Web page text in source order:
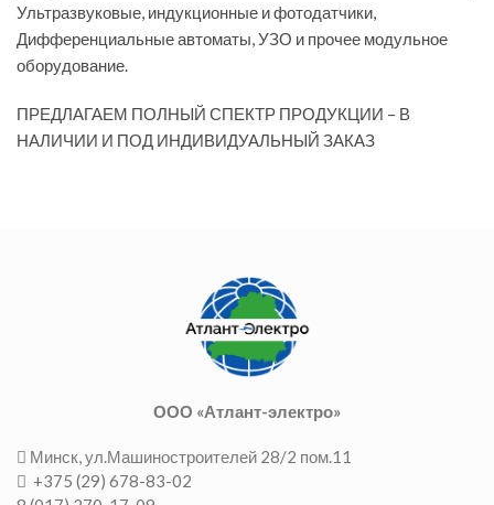
Ультразвуковые, индукционные и фотодатчики,
Дифференциальные автоматы, УЗО и прочее модульное
оборудование.
ПРЕДЛАГАЕМ ПОЛНЫЙ СПЕКТР ПРОДУКЦИИ – В
НАЛИЧИИ И ПОД ИНДИВИДУАЛЬНЫЙ ЗАКАЗ
ООО «Атлант-электро»
Минск, ул.Машиностроителей 28/2 пом.11
+375 (29) 678-83-02